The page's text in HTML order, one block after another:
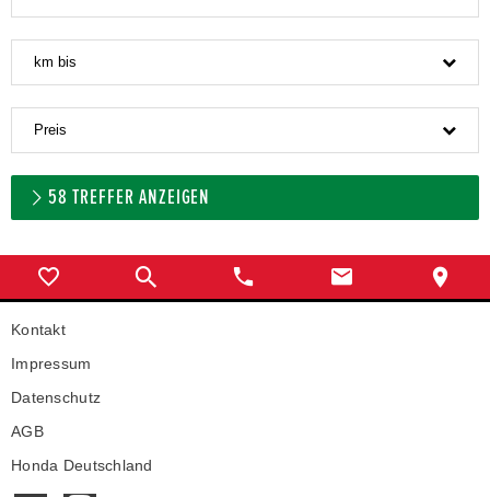
km bis
Preis
58 TREFFER ANZEIGEN
Kontakt
Impressum
Datenschutz
AGB
Honda Deutschland